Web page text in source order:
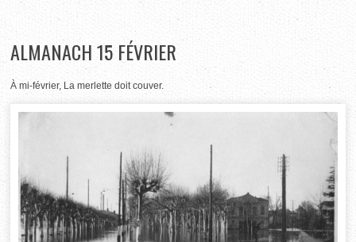
ALMANACH 15 FÉVRIER
À mi-février, La merlette doit couver.